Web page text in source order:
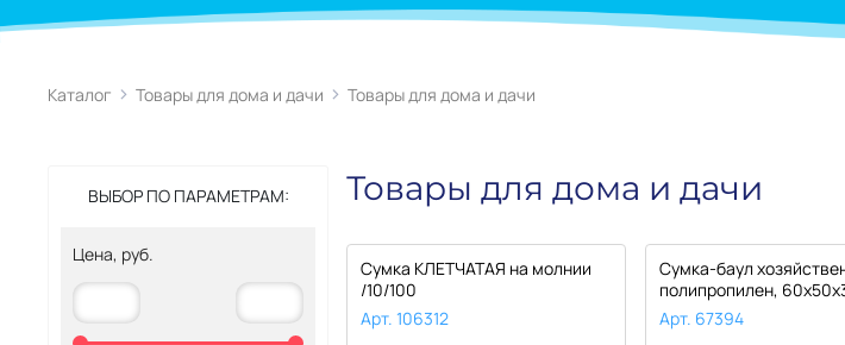
Каталог Товары для дома и дачи Товары для дома и дачи
ВЫБОР ПО ПАРАМЕТРАМ:
Цена, руб.
Товары для дома и дачи
Сумка КЛЕТЧАТАЯ на молнии
/10/100
Арт. 106312
Сумка-баул
полипропилен,
90..
Арт. 67394